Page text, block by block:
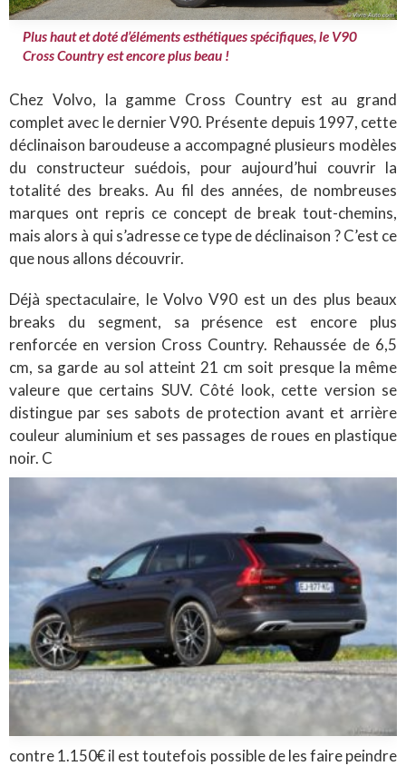
Plus haut et doté d’éléments esthétiques spécifiques, le V90
Cross Country est encore plus beau !
Chez Volvo, la gamme Cross Country est au grand
complet avec le dernier V90. Présente depuis 1997, cette
déclinaison baroudeuse a accompagné plusieurs modèles
du constructeur suédois, pour aujourd’hui couvrir la
totalité des breaks. Au fil des années, de nombreuses
marques ont repris ce concept de break tout-chemins,
mais alors à qui s’adresse ce type de déclinaison ? C’est ce
que nous allons découvrir.
Déjà spectaculaire, le Volvo V90 est un des plus beaux
breaks du segment, sa présence est encore plus
renforcée en version Cross Country. Rehaussée de 6,5
cm, sa garde au sol atteint 21 cm soit presque la même
valeure que certains SUV. Côté look, cette version se
distingue par ses sabots de protection avant et arrière
couleur aluminium et ses passages de roues en plastique
noir. C
contre 1.150€ il est toutefois possible de les faire peindre